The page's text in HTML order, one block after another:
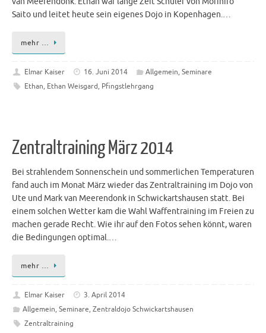
Saito und leitet heute sein eigenes Dojo in Kopenhagen.…
mehr …
Elmar Kaiser 16. Juni 2014 Allgemein, Seminare
Ethan, Ethan Weisgard, Pfingstlehrgang
Zentraltraining März 2014
Bei strahlendem Sonnenschein und sommerlichen Temperaturen
fand auch im Monat März wieder das Zentraltraining im Dojo von
Ute und Mark van Meerendonk in Schwickartshausen statt. Bei
einem solchen Wetter kam die Wahl Waffentraining im Freien zu
machen gerade Recht. Wie ihr auf den Fotos sehen könnt, waren
die Bedingungen optimal.…
mehr …
Elmar Kaiser
3. April 2014
Allgemein, Seminare, Zentraldojo Schwickartshausen
Zentraltraining